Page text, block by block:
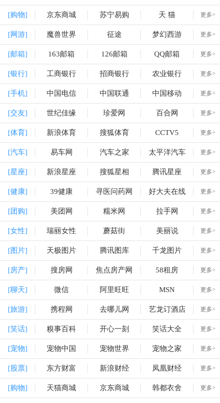
[购物] 京东商城 苏宁易购 天 猫 更多>
[网游] 魔兽世界 征途 梦幻西游 更多>
[邮箱] 163邮箱 126邮箱 QQ邮箱 更多>
[银行] 工商银行 招商银行 农业银行 更多>
[手机] 中国电信 中国联通 中国移动 更多>
[交友] 世纪佳缘 珍爱网 百合网 更多>
[体育] 新浪体育 搜狐体育 CCTV5 更多>
[汽车] 易车网 汽车之家 太平洋汽车 更多>
[星座] 新浪星座 搜狐星相 腾讯星座 更多>
[健康] 39健康 寻医问药网 好大夫在线 更多>
[团购] 美团网 糯米网 拉手网 更多>
[女性] 瑞丽女性 蘑菇街 美丽说 更多>
[图片] 天极图片 腾讯图库 千龙图片 更多>
[房产] 搜房网 焦点房产网 58租房 更多>
[聊天] 微信 阿里旺旺 MSN 更多>
[旅游] 携程网 去哪儿网 艺龙订酒店 更多>
[笑话] 糗事百科 开心一刻 笑话大全 更多>
[宠物] 宠物中国 宠物世界 宠物之家 更多>
[股票] 东方财富 新浪财经 凤凰财经 更多>
[购物] 天猫商城 京东商城 韩都衣舍 更多>